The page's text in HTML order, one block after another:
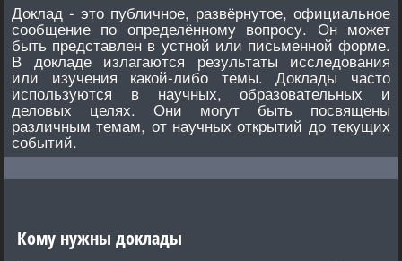
Доклад - это публичное, развёрнутое, официальное
сообщение по определённому вопросу. Он может
быть представлен в устной или письменной форме.
В докладе излагаются результаты исследования
или изучения какой-либо темы. Доклады часто
используются в научных, образовательных и
деловых целях. Они могут быть посвящены
различным темам, от научных открытий до текущих
событий.
Кому нужны доклады